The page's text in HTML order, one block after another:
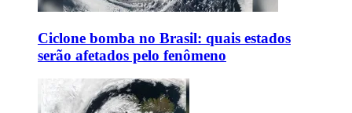
Ciclone bomba no Brasil: quais estados
serão afetados pelo fenômeno